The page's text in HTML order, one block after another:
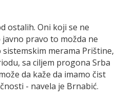
ostalih. Oni koji se ne
pravo to možda ne
merama Prištine,
sa ciljem progona Srba
da kaže da imamo čist
- navela je Brnabić.